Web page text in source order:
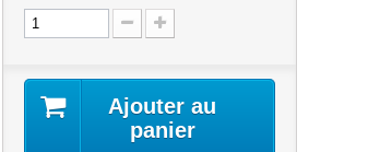
Ajouter au
panier